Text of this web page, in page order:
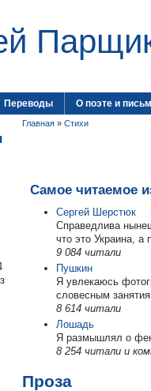
Переводы О поэте и
Главная » Стихи
Самое читаемое
Сергей Шерстюк
Справедлива
что это Украина, а
9 084 читали
Пушкин
Я увлекаюсь
словесным
8 614 читали
Лошадь
Я размышлял о
8 254 читали и
Проза